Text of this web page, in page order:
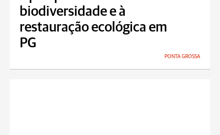
biodiversidade e à
restauração ecológica em
PG
PONTA GROSSA